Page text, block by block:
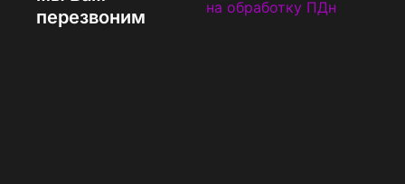
перезвоним
на обработку ПДн